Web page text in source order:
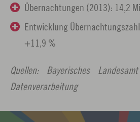
Übernachtungen (2013): 14,2
Entwicklung
+11,9 %
Quellen: Bayerisches
Datenverarbeitung